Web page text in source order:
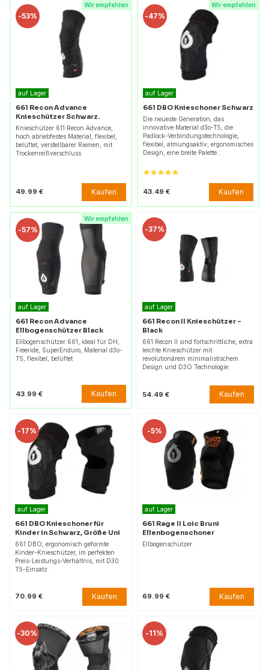
Wir empfehlen
-53%
auf Lager
661 Recon Advance
Knieschützer Schwarz.
Knieschützer 611 Recon Advance,
hoch abriebfestes Material, flexibel,
belüftet, verstellbarer Riemen, mit
Trockenreißverschluss.
49.99 € Kaufen
Wir empfehlen
-47%
auf Lager
661 DBO Knieschoner Schwarz
Die neueste Generation, das
innovative Material d3o-T5, die
Padlock-Verbindungstechnologie,
flexibel, atmungsaktiv, ergonomisches
Design, eine breite Palette…
43.49 € Kaufen
Wir empfehlen
-57%
auf Lager
661 Recon Advance
Ellbogenschützer Black
Ellbogenschützer 661, ideal für DH,
Freeride, SuperEnduro, Material d3o-
T5, flexibel, belüftet
43.99 € Kaufen
-37%
auf Lager
661 Recon II Knieschützer -
Black
661 Recon II sind fortschrittliche, extra
leichte Knieschützer mit
revolutionärem minimalistischem
Design und D3O Technologie.
54.49 € Kaufen
-17%
auf Lager
661 DBO Knieschoner für
Kinder in Schwarz, Größe Uni
661 DBO, ergonomisch geformte
Kinder-Knieschützer, im perfekten
Preis-Leistungs-Verhältnis, mit D30
T5-Einsatz.
70.99 € Kaufen
-5%
auf Lager
661 Rage II Loic Bruni
Ellenbogenschoner
Ellbogenschützer.
69.99 € Kaufen
-30% -11%